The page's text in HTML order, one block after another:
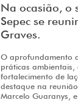
Na ocasião, o
Sepec se
Graves.
O aprofundamento
práticas
fortalecimento de
destaque na
Marcelo Guaranys,